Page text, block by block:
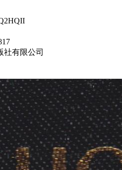
全部楼层 / 阅读模式
社有限公司